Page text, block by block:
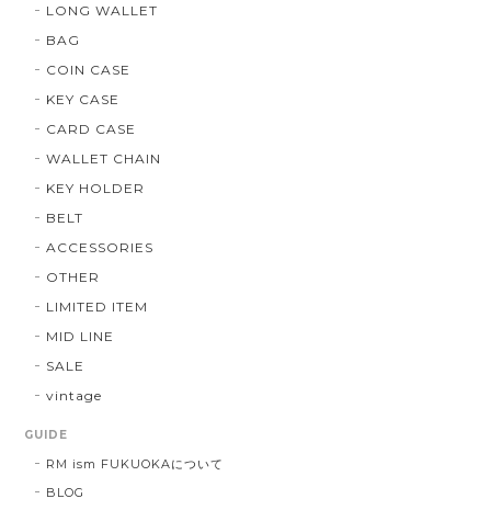
LONG WALLET
BAG
COIN CASE
KEY CASE
CARD CASE
WALLET CHAIN
KEY HOLDER
BELT
ACCESSORIES
OTHER
LIMITED ITEM
MID LINE
SALE
vintage
GUIDE
RM ism FUKUOKAについて
BLOG